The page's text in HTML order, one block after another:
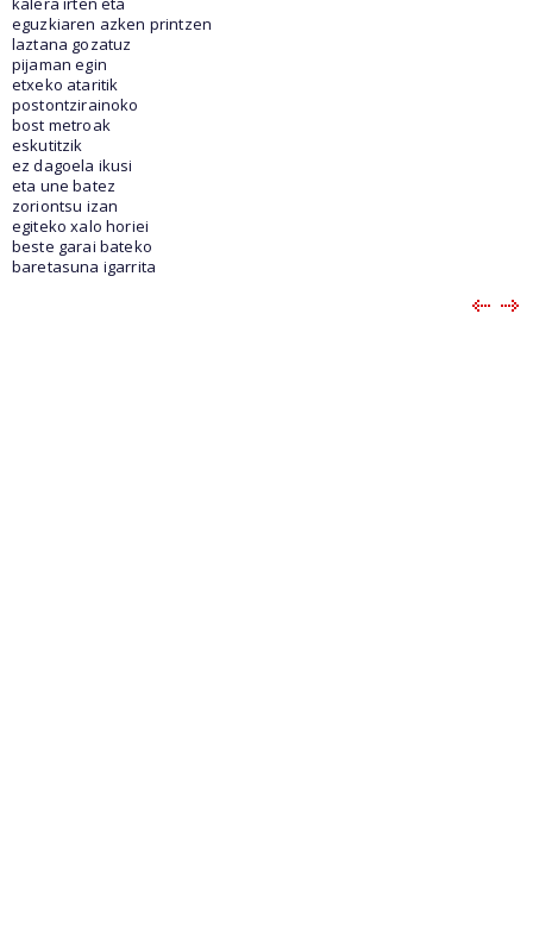
eguzkiaren azken printzen
laztana gozatuz
pijaman egin
etxeko ataritik
postontzirainoko
bost metroak
eskutitzik
ez dagoela ikusi
eta une batez
zoriontsu izan
egiteko xalo horiei
beste garai bateko
baretasuna igarrita